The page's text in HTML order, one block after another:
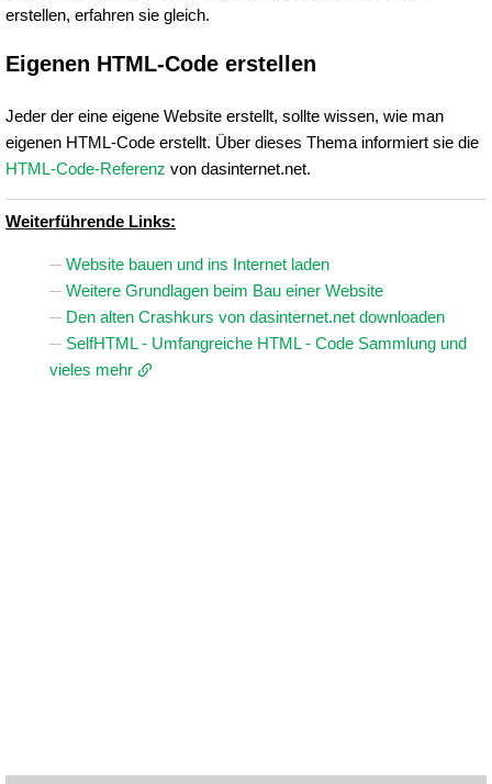
erstellen, erfahren sie gleich.
Eigenen HTML-Code erstellen
Jeder der eine eigene Website erstellt, sollte wissen, wie man
eigenen HTML-Code erstellt. Über dieses Thema informiert sie die
HTML-Code-Referenz von dasinternet.net.
Weiterführende Links:
Website bauen und ins Internet laden
Weitere Grundlagen beim Bau einer Website
Den alten Crashkurs von dasinternet.net downloaden
SelfHTML - Umfangreiche HTML - Code Sammlung und
vieles mehr